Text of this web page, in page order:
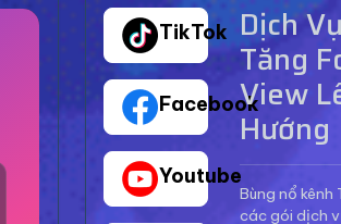
TikTok
Facebook
Youtube
Dịch
Tăng
View
Hướng
Bùng nổ
các gói dịch